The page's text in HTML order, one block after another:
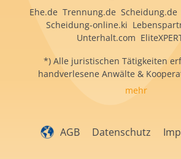
Ehe.de Trennung.de Scheidung.de
Scheidung-online.ki
Unterhalt.com
*) Alle juristischen Tätigkeiten
handverlesene Anwälte &
mehr
AGB Datenschutz